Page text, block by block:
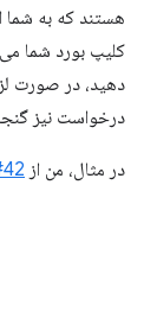
کلیپ بورد شما
دهید، در صورت
درخواست نیز
در مثال، من از